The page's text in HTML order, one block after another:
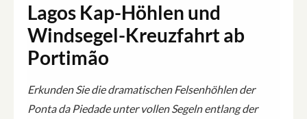
Lagos Kap-Höhlen und
Windsegel-Kreuzfahrt ab
Portimão
Erkunden Sie die dramatischen Felsenhöhlen der
Ponta da Piedade unter vollen Segeln entlang der